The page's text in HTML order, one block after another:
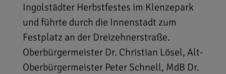
Ingolstädter Herbstfestes im Klenzepark
und führte durch die Innenstadt zum
Festplatz an der Dreizehnerstraße.
Oberbürgermeister Dr. Christian Lösel, Alt-
Oberbürgermeister Peter Schnell, MdB Dr.